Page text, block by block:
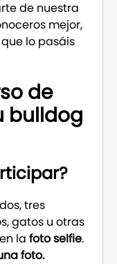
de nuestra
mejor,
lo pasáis
de
bulldog
tres
gatos u otras
la foto selfie.
foto.